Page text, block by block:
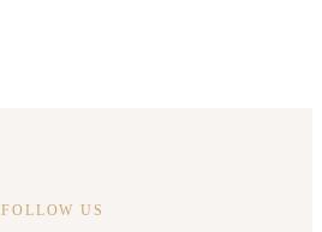
FOLLOW US